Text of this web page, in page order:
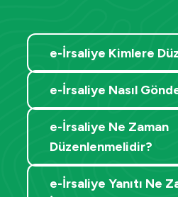
e-İrsaliye Kimlere
e-İrsaliye Nasıl
e-İrsaliye Ne Zaman
Düzenlenmelidir?
e-İrsaliye Yanıtı Ne